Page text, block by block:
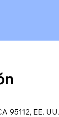
95112, EE. UU.